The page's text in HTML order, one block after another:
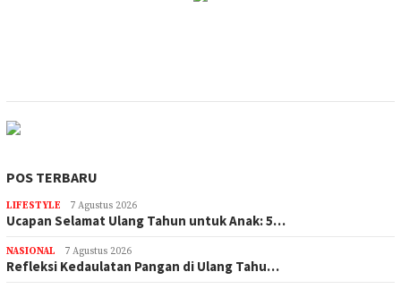
POS TERBARU
LIFESTYLE 7 Agustus 2026
Ucapan Selamat Ulang Tahun untuk Anak: 5…
NASIONAL 7 Agustus 2026
Refleksi Kedaulatan Pangan di Ulang Tahu…